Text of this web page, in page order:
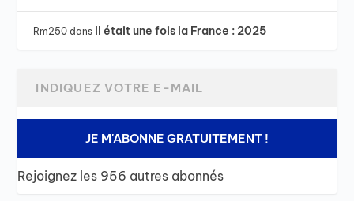
Rm250 dans Il était une fois la France : 2025
JE M'ABONNE GRATUITEMENT !
Rejoignez les 956 autres abonnés